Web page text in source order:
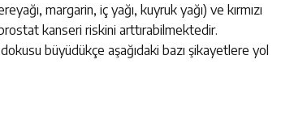
margarin, iç yağı, kuyruk yağı) ve kırmızı
kanseri riskini arttırabilmektedir.
büyüdükçe aşağıdaki bazı şikayetlere yol